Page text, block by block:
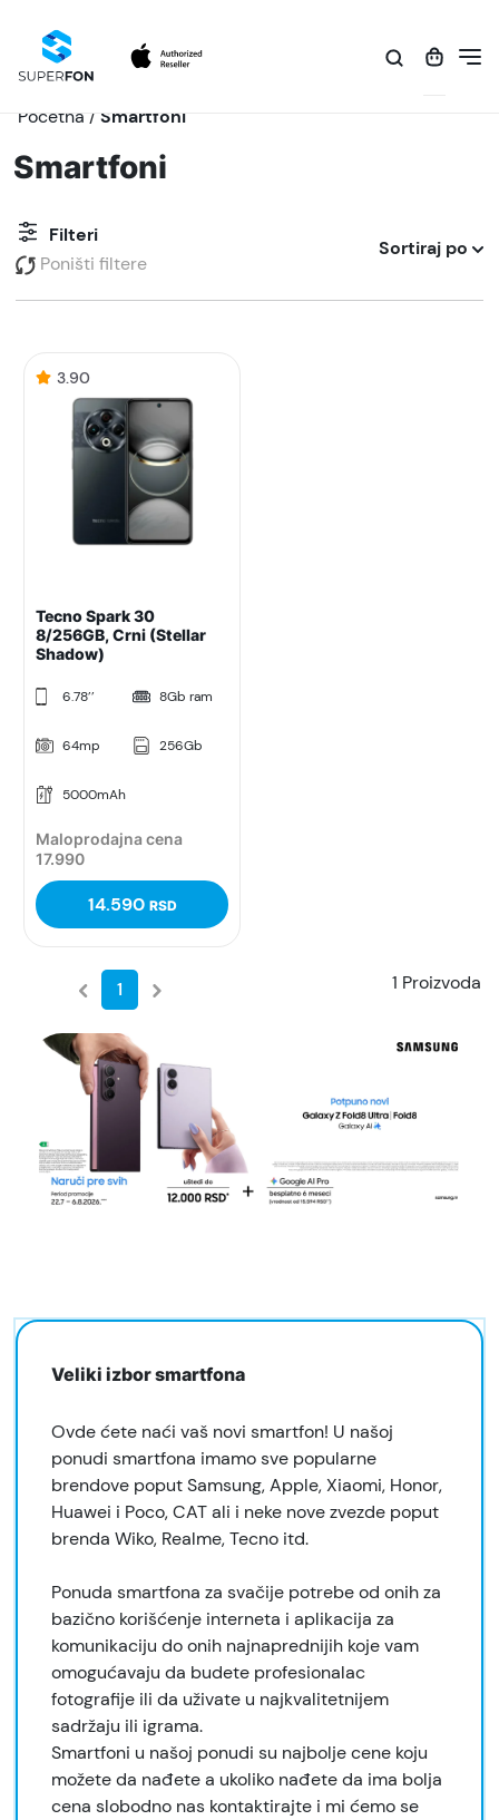
Početna / Smartfoni
Smartfoni
Filteri
Poništi filtere
Sortiraj po
3.90
Tecno Spark 30
8/256GB, Crni (Stellar
Shadow)
6.78’’ 8Gb ram
64mp 256Gb
5000mAh
Maloprodajna cena
17.990
14.590 RSD
1 1 Proizvoda
Veliki izbor smartfona
Ovde ćete naći vaš novi smartfon! U našoj
ponudi smartfona imamo sve popularne
brendove poput Samsung, Apple, Xiaomi, Honor,
Huawei i Poco, CAT ali i neke nove zvezde poput
brenda Wiko, Realme, Tecno itd.
Ponuda smartfona za svačije potrebe od onih za
bazično korišćenje interneta i aplikacija za
komunikaciju do onih najnaprednijih koje vam
omogućavaju da budete profesionalac
fotografije ili da uživate u najkvalitetnijem
sadržaju ili igrama.
Smartfoni u našoj ponudi su najbolje cene koju
možete da nađete a ukoliko nađete da ima bolja
cena slobodno nas kontaktirajte i mi ćemo se